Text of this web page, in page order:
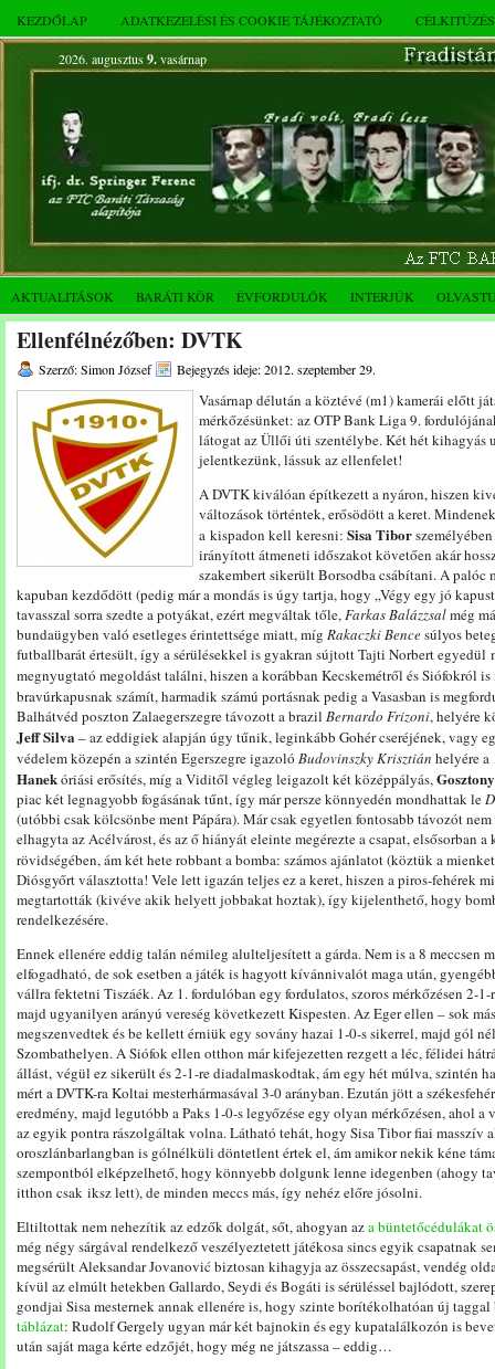
KEZDŐLAP ADATKEZELÉSI ÉS COOKIE TÁJÉKOZTATÓ
2026. augusztus 9.vasárnap
AKTUALITÁSOK BARÁTI KÖR ÉVFORDULÓK INTERJÚK
Ellenfélnézőben: DVTK
Szerző: Simon József Bejegyzés ideje: 2012. szeptember 29.
Vasárnap délután a köztévé (m1) kamerái előtt
mérkőzésünket: az OTP Bank Liga 9.
látogat az Üllői úti szentélybe. Két hét kihagyás
jelentkezünk, lássuk az ellenfelet!
A DVTK kiválóan építkezett a nyáron, hiszen
változások történtek, erősödött a keret.
a kispadon kell keresni: Sisa Tibor
irányított átmeneti időszakot követően akár
szakembert sikerült Borsodba csábítani. A palóc
kapuban kezdődött (pedig már a mondás is úgy tartja, hogy „Végy egy jó
tavasszal sorra szedte a potyákat, ezért megváltak tőle,Farkas Balázzsalmég
bundaügyben való esetleges érintettsége miatt, míg Rakaczki Bencesúlyos
futballbarát értesült, így a sérülésekkel is gyakran sújtott Tajti Norbert egyedül
megnyugtató megoldást találni, hiszen a korábban Kecskemétről és Siófokról
bravúrkapusnak számít, harmadik számú portásnak pedig a Vasasban is
Balhátvéd poszton Zalaegerszegre távozott a brazil Bernardo Frizoni, helyére
Jeff Silva – az eddigiek alapján úgy tűnik, leginkább Gohér cseréjének, vagy
védelem közepén a szintén Egerszegre igazoló Budovinszky Krisztián helyére
Hanekóriási erősítés, míg a Viditől végleg leigazolt két középpályás,
piac két legnagyobb fogásának tűnt, így már persze könnyedén mondhattak le
(utóbbi csak kölcsönbe ment Pápára). Már csak egyetlen fontosabb távozót
elhagyta az Acélvárost, és az ő hiányát eleinte megérezte a csapat, elsősorban
rövidségében, ám két hete robbant a bomba: számos ajánlatot (köztük a
Diósgyőrt választotta! Vele lett igazán teljes ez a keret, hiszen a piros-fehérek
megtartották (kivéve akik helyett jobbakat hoztak), így kijelenthető, hogy
rendelkezésére.
Ennek ellenére eddig talán némileg alulteljesített a gárda. Nem is a 8 meccsen
elfogadható, de sok esetben a játék is hagyott kívánnivalót maga után,
vállra fektetni Tiszáék. Az 1. fordulóban egy fordulatos, szoros mérkőzésen 2-
majd ugyanilyen arányú vereség következett Kispesten. Az Eger ellen – sok
megszenvedtek és be kellett érniük egy sovány hazai 1-0-s sikerrel, majd gól
Szombathelyen. A Siófok ellen otthon már kifejezetten rezgett a léc, félidei
állást, végül ez sikerült és 2-1-re diadalmaskodtak, ám egy hét múlva, szintén
mért a DVTK-ra Koltai mesterhármasával 3-0 arányban. Ezután jött a
eredmény, majd legutóbb a Paks 1-0-s legyőzése egy olyan mérkőzésen, ahol
az egyik pontra rászolgáltak volna. Látható tehát, hogy Sisa Tibor fiai masszív
oroszlánbarlangban is gólnélküli döntetlent értek el, ám amikor nekik kéne
szempontból elképzelhető, hogy könnyebb dolgunk lenne idegenben (ahogy
itthon csak iksz lett), de minden meccs más, így nehéz előre jósolni.
Eltiltottak nem nehezítik az edzők dolgát, sőt, ahogyan aza büntetőcédulákat
még négy sárgával rendelkező veszélyeztetett játékosa sincs egyik csapatnak
megsérült Aleksandar Jovanović biztosan kihagyja az összecsapást, vendég
kívül az elmúlt hetekben Gallardo, Seydi és Bogáti is sérüléssel bajlódott,
gondjai Sisa mesternek annak ellenére is, hogy szinte borítékolhatóan új
táblázat: Rudolf Gergely ugyan már két bajnokin és egy kupatalálkozón is
után saját maga kérte edzőjét, hogy még ne játszassa – eddig…